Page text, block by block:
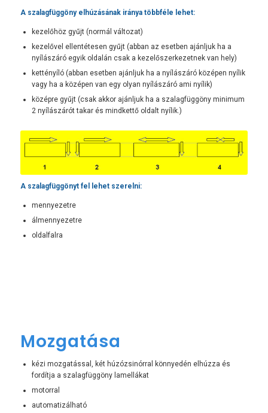
A szalagfüggöny elhúzásának iránya többféle lehet:
kezelőhöz gyűjt (normál változat)
kezelővel ellentétesen gyűjt (abban az esetben ajánljuk ha a
nyílászáró egyik oldalán csak a kezelőszerkezetnek van hely)
kettényíló (abban esetben ajánljuk ha a nyílászáró középen nyílik
vagy ha a középen van egy olyan nyílászáró ami nyílik)
középre gyűjt (csak akkor ajánljuk ha a szalagfüggöny minimum
2 nyílászárót takar és mindkettő oldalt nyílik.)
A szalagfüggönyt fel lehet szerelni:
mennyezetre
álmennyezetre
oldalfalra
Mozgatása
kézi mozgatással, két húzózsinórral könnyedén elhúzza és
fordítja a szalagfüggöny lamellákat
motorral
automatizálható